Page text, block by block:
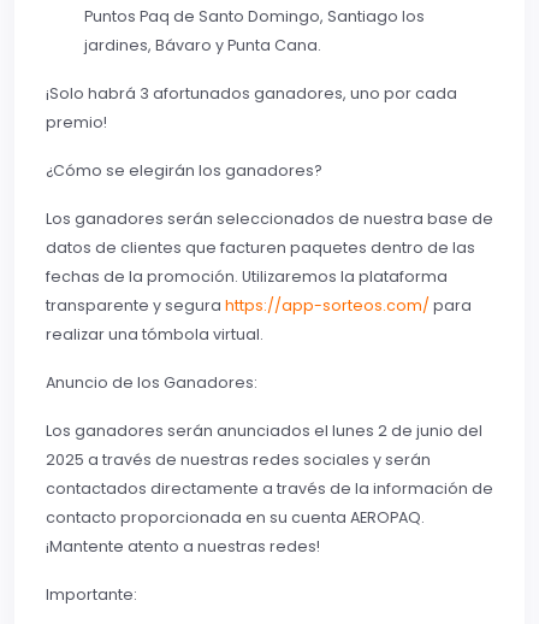
Puntos Paq de Santo Domingo, Santiago los
jardines, Bávaro y Punta Cana.
¡Solo habrá 3 afortunados ganadores, uno por cada
premio!
¿Cómo se elegirán los ganadores?
Los ganadores serán seleccionados de nuestra base de
datos de clientes que facturen paquetes dentro de las
fechas de la promoción. Utilizaremos la plataforma
transparente y segura https://app-sorteos.com/ para
realizar una tómbola virtual.
Anuncio de los Ganadores:
Los ganadores serán anunciados el lunes 2 de junio del
2025 a través de nuestras redes sociales y serán
contactados directamente a través de la información de
contacto proporcionada en su cuenta AEROPAQ.
¡Mantente atento a nuestras redes!
Importante: